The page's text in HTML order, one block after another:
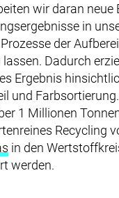
wir daran neue
in
der
Dadurch
Ergebnis
und
1 Millionen
Recycling
in den
werden.